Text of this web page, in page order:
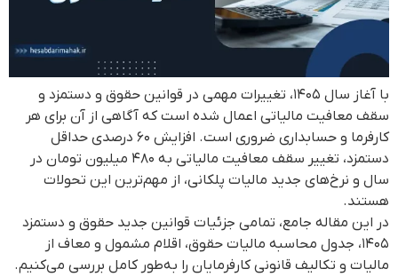
با آغاز سال ۱۴۰۵، تغییرات مهمی در قوانین حقوق و دستمزد و
سقف معافیت مالیاتی اعمال شده است که آگاهی از آن برای هر
کارفرما و حسابداری ضروری است. افزایش ۶۰ درصدی حداقل
دستمزد، تغییر سقف معافیت مالیاتی به ۴۸۰ میلیون تومان در
سال و نرخ‌های جدید مالیات پلکانی، از مهم‌ترین این تحولات
هستند.
در این مقاله جامع، تمامی جزئیات قوانین جدید حقوق و دستمزد
۱۴۰۵، جدول محاسبه مالیات حقوق، اقلام مشمول و معاف از
مالیات و تکالیف قانونی کارفرمایان را به‌طور کامل بررسی می‌کنیم.